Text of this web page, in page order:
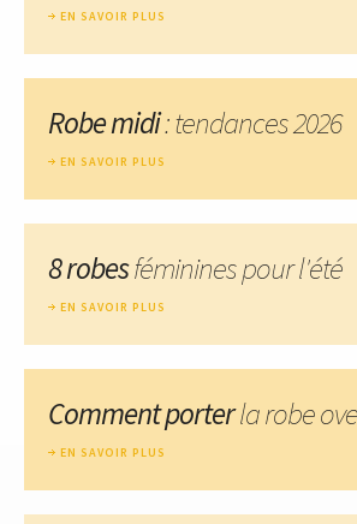
EN SAVOIR PLUS
Robe midi: tendances 2026
EN SAVOIR PLUS
8 robesféminines pour l'été
EN SAVOIR PLUS
Comment porterla robe
EN SAVOIR PLUS